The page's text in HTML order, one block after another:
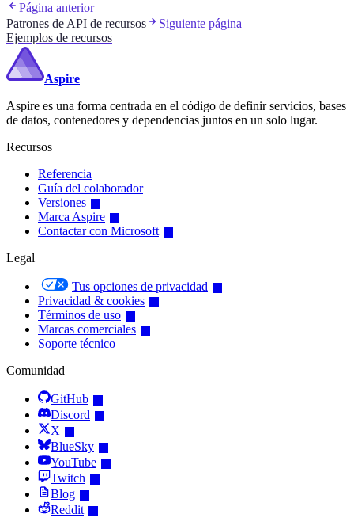
Página anterior
Patrones de API de recursos
Siguiente página
Ejemplos de recursos
Aspire
Aspire es una forma centrada en el código de definir servicios, bases
de datos, contenedores y dependencias juntos en un solo lugar.
Recursos
Referencia
Guía del colaborador
Versiones
Marca Aspire
Contactar con Microsoft
Legal
Tus opciones de privacidad
Privacidad & cookies
Términos de uso
Marcas comerciales
Soporte técnico
Comunidad
GitHub
Discord
X
BlueSky
YouTube
Twitch
Blog
Reddit